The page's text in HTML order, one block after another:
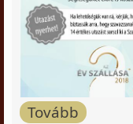
Tovább